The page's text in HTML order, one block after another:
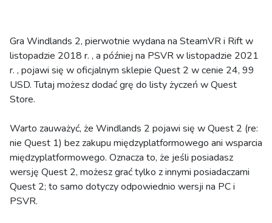
Gra Windlands 2, pierwotnie wydana na SteamVR i Rift w
listopadzie 2018 r. , a później na PSVR w listopadzie 2021
r. , pojawi się w oficjalnym sklepie Quest 2 w cenie 24, 99
USD. Tutaj możesz dodać grę do listy życzeń w Quest
Store.
Warto zauważyć, że Windlands 2 pojawi się w Quest 2 (re:
nie Quest 1) bez zakupu międzyplatformowego ani wsparcia
międzyplatformowego. Oznacza to, że jeśli posiadasz
wersję Quest 2, możesz grać tylko z innymi posiadaczami
Quest 2; to samo dotyczy odpowiednio wersji na PC i
PSVR.